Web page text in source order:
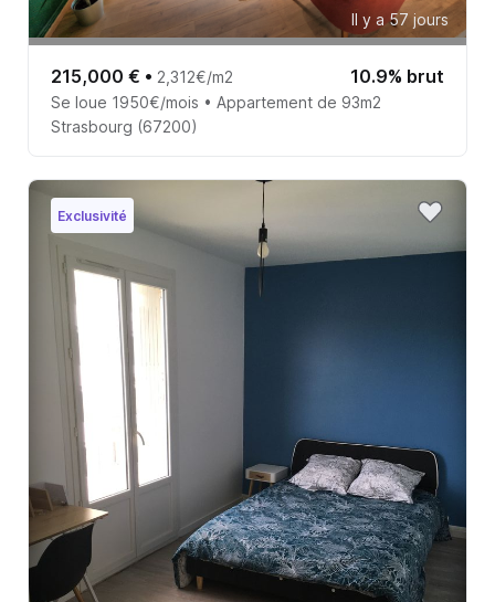
Il y a 57 jours
215,000 € • 2,312€/m2 10.9% brut
Se loue 1950€/mois • Appartement de 93m2
Strasbourg (67200)
Exclusivité